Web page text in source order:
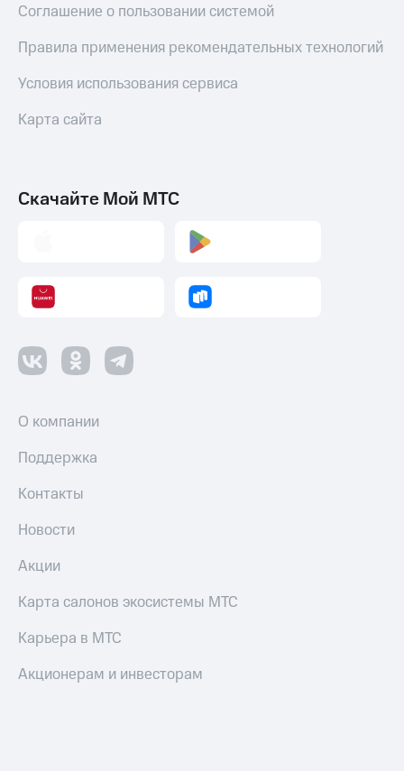
Соглашение о пользовании системой
Правила применения рекомендательных технологий
Условия использования сервиса
Карта сайта
Скачайте Мой МТС
О компании
Поддержка
Контакты
Новости
Акции
Карта салонов экосистемы МТС
Карьера в МТС
Акционерам и инвесторам